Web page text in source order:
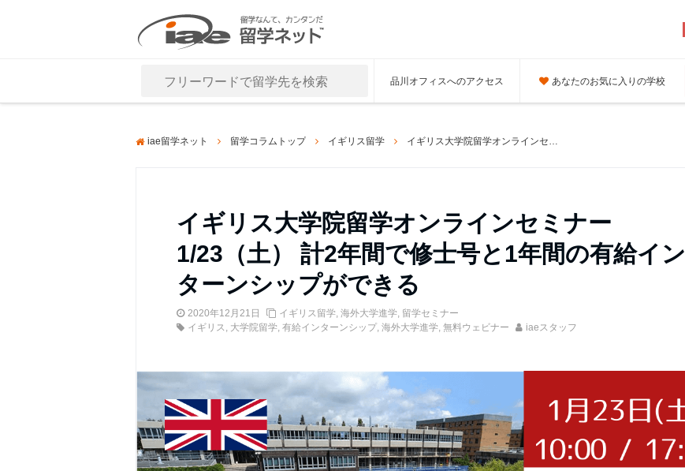
品川オフィスへのアクセス あなたのお気に入りの学校
iae留学ネット 留学コラムトップ イギリス留学 イギリス大学院留学オンラインセミナー 1/23（土） 計2年間で修士号と1年間の有給インターンシップができる
イギリス大学院留学オンラインセミナー
1/23（土） 計2年間で修士号と1年間の有給イン
ターンシップができる
2020年12月21日 イギリス留学, 海外大学進学, 留学セミナー
イギリス, 大学院留学, 有給インターンシップ, 海外大学進学, 無料ウェビナー iaeスタッフ